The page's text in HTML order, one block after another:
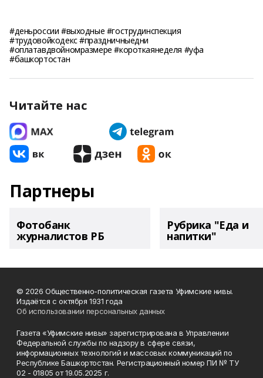
#деньроссии #выходные #гострудинспекция
#трудовойкодекс #праздничныедни
#оплатавдвойномразмере #короткаянеделя #уфа
#башкортостан
Читайте нас
Партнеры
Фотобанк
журналистов РБ
Рубрика "Еда и
напитки"
© 2026 Общественно-политическая газета Уфимские нивы.
Издаётся с октября 1931 года
Об использовании персональных данных
Газета «Уфимские нивы» зарегистрирована в Управлении
Федеральной службы по надзору в сфере связи,
информационных технологий и массовых коммуникаций по
Республике Башкортостан. Регистрационный номер ПИ № ТУ
02 - 01805 от 19.05.2025 г.